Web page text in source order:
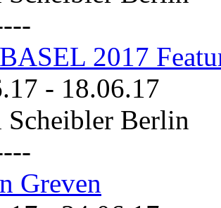
2017
- 18.06.17
Scheibler Berlin
Greven